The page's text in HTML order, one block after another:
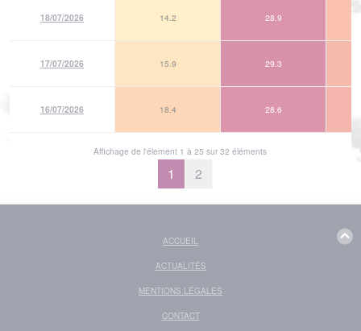
18/07/2026 14.2 28.9
17/07/2026 15.9 29.3
16/07/2026 18.4 28.6
Affichage de l'élement 1 à 25 sur 32 éléments
1 2
ACCUEIL
ACTUALITÉS
MENTIONS LÉGALES
CONTACT